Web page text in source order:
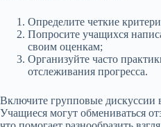
Определите четкие
Попросите учащихся
своим оценкам;
Организуйте часто
отслеживания прогресса.
Включите групповые дискуссии
Учащиеся могут обмениваться